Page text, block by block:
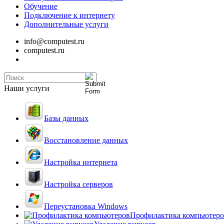
Обучение
Подключение к интернету
Дополнительные услуги
info@computest.ru
computest.ru
Наши услуги
Базы данных
Восстановление данных
Настройка интернета
Настройка серверов
Переустановка Windows
Профилактика